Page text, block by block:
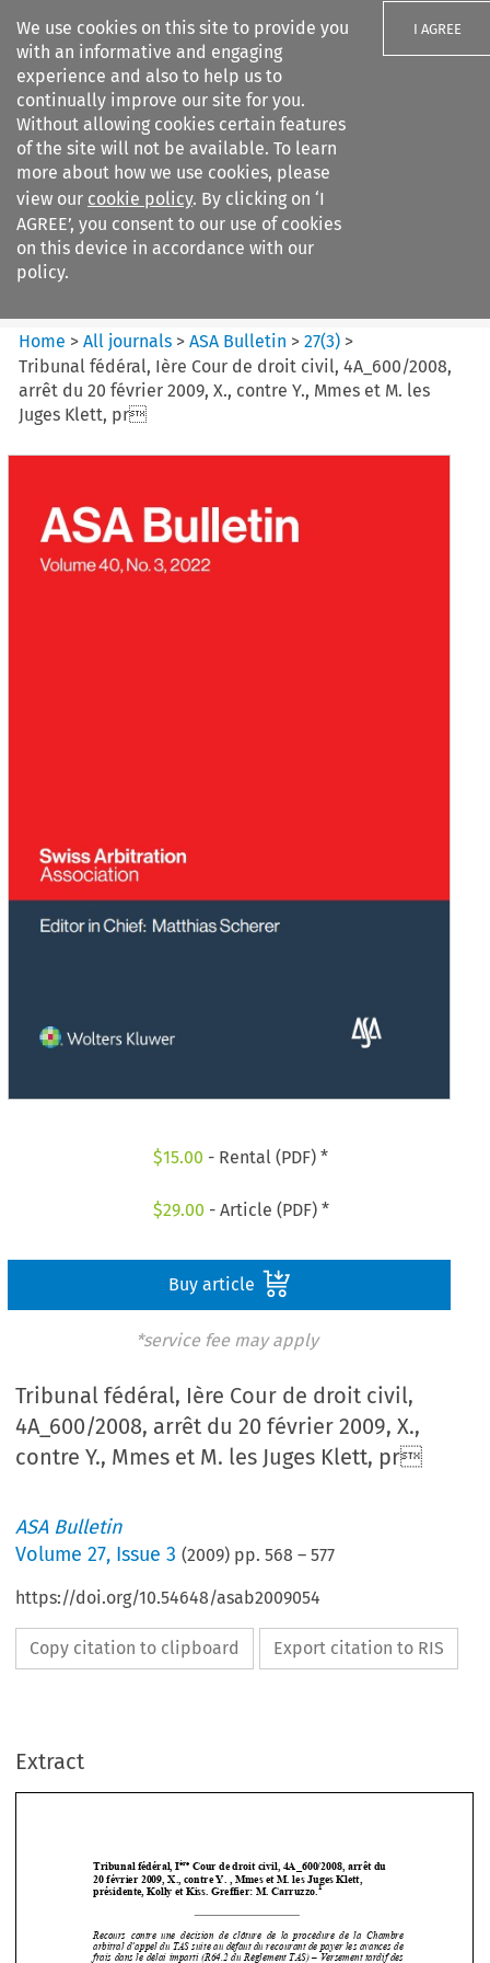
We use cookies on this site to provide you
with an informative and engaging
experience and also to help us to
continually improve our site for you.
Without allowing cookies certain features
of the site will not be available. To learn
more about how we use cookies, please
view our cookie policy. By clicking on ‘I
AGREE’, you consent to our use of cookies
on this device in accordance with our
policy.
I AGREE
Search filters
ASA Bulletin
Home >All journals >ASA Bulletin >27(3) >
Tribunal fédéral, Ière Cour de droit civil, 4A_600/2008,
arrêt du 20 février 2009, X., contre Y., Mmes et M. les
Juges Klett, pr
$15.00 - Rental (PDF) *
$29.00 - Article (PDF) *
Buy article
*service fee may apply
Tribunal fédéral, Ière Cour de droit civil,
4A_600/2008, arrêt du 20 février 2009, X.,
contre Y., Mmes et M. les Juges Klett, pr
ASA Bulletin
Volume27, Issue 3 (2009) pp.568 –577
https://doi.org/10.54648/asab2009054
Copy citation to clipboard Export citation to RIS
Extract
  
 







Recours  contre  une  décision  de  clôture  de  la  procéd
arbitral d’appel du TAS suite au défaut du recouran
avances pas admis – Pas de violation de l’ordre public